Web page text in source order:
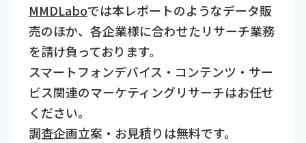
MMDLaboでは本レポートのようなデータ販
売のほか、各企業様に合わせたリサーチ業務
を請け負っております。
スマートフォンデバイス・コンテンツ・サー
ビス関連のマーケティングリサーチはお任せ
ください。
調査企画立案・お見積りは無料です。